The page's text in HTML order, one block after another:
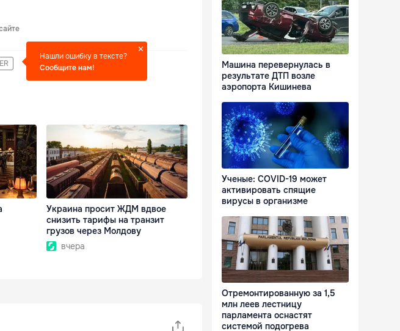
Нашли ошибку в тексте?
Сообщите нам!
Украина просит ЖДМ вдвое
снизить тарифы на транзит
грузов через Молдову
вчера
Машина перевернулась в
результате ДТП возле
аэропорта Кишинева
Ученые: COVID-19 может
активировать спящие
вирусы в организме
Отремонтированную за 1,5
млн леев лестницу
парламента оснастят
системой подогрева